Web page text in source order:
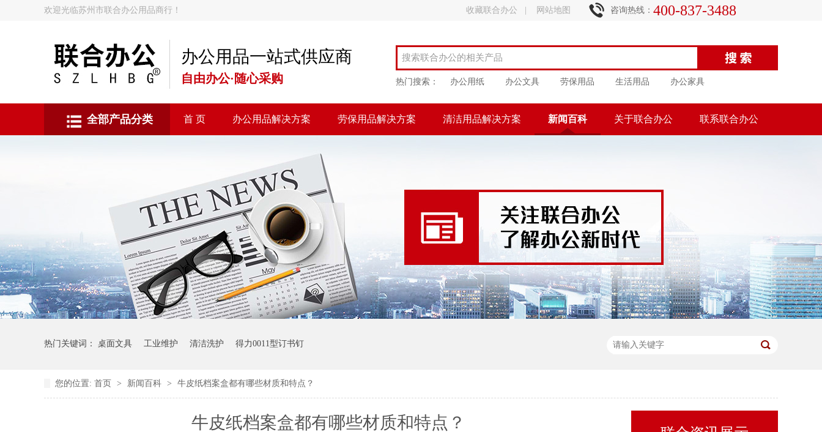
欢迎光临苏州市联合办公用品商行！ 收藏联合办公 网站地图 咨询热线： 400-837-3488
办公用品一站式供应商
自由办公·随心采购 热门搜索： 办公用纸 办公文具 劳保用品 生活用品 办公家具
全部产品分类 首 页 办公用品解决方案 劳保用品解决方案 清洁用品解决方案 新闻百科 关于联合办公 联系联合办公
热门关键词： 桌面文具 工业维护 清洁洗护 得力0011型订书钉
您的位置: 首页 > 新闻百科 > 牛皮纸档案盒都有哪些材质和特点？
牛皮纸档案盒都有哪些材质和特点？